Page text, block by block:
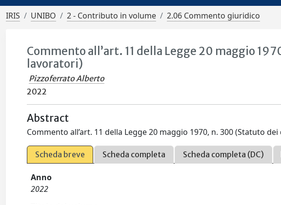
IRIS UNIBO 2 - Contributo in volume 2.06 Commento giuridico
Commento all’art. 11 della Legge 20 maggio
lavoratori)
Pizzoferrato Alberto
2022
Abstract
Commento all’art. 11 della Legge 20 maggio 1970, n. 300 (Statuto
Scheda breve Scheda completa Scheda completa (DC)
Anno
2022